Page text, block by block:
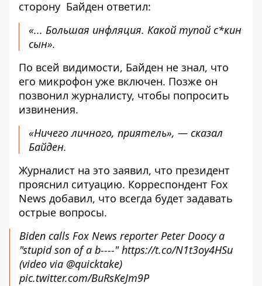
сторону Байден ответил:
«... Большая инфляция. Какой тупой с*кин
сын».
По всей видимости, Байден не знал, что
его микрофон уже включен. Позже он
позвонил журналисту, чтобы попросить
извинения.
«Ничего личного, приятель», — сказал
Байден.
Журналист на это заявил, что президент
прояснил ситуацию. Корреспондент Fox
News добавил, что всегда будет задавать
острые вопросы.
Biden calls Fox News reporter Peter Doocy a
"stupid son of a b----"https://t.co/N1t3oy4HSu
(video via @quicktake)
pic.twitter.com/BuRsKeJm9P